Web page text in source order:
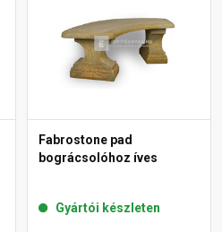
Fabrostone pad
bográcsolóhoz íves
Gyártói készleten